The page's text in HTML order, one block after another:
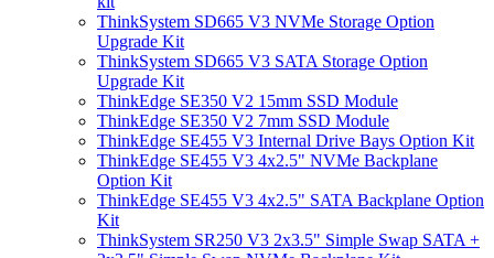
ThinkSystem SD665 V3 NVMe Storage Option
Upgrade Kit
ThinkSystem SD665 V3 SATA Storage Option
Upgrade Kit
ThinkEdge SE350 V2 15mm SSD Module
ThinkEdge SE350 V2 7mm SSD Module
ThinkEdge SE455 V3 Internal Drive Bays Option Kit
ThinkEdge SE455 V3 4x2.5" NVMe Backplane
Option Kit
ThinkEdge SE455 V3 4x2.5" SATA Backplane Option
Kit
ThinkSystem SR250 V3 2x3.5" Simple Swap SATA +